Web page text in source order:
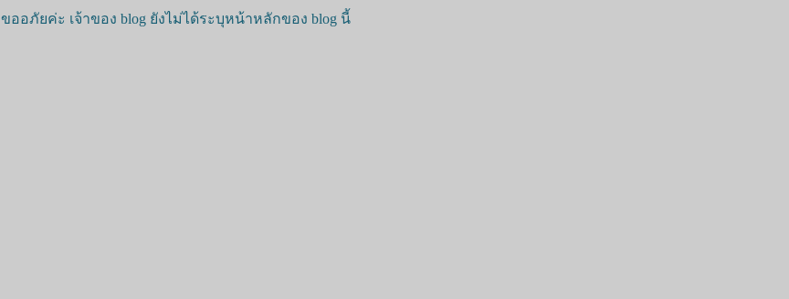
ขออภัยค่ะ เจ้าของ blog ยังไม่ได้ระบุหน้าหลักของ blog นี้